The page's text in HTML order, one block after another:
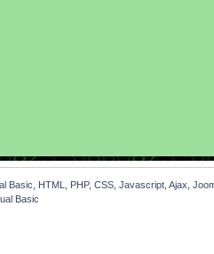
Basic, HTML, PHP, CSS, Javascript, Ajax,
Basic